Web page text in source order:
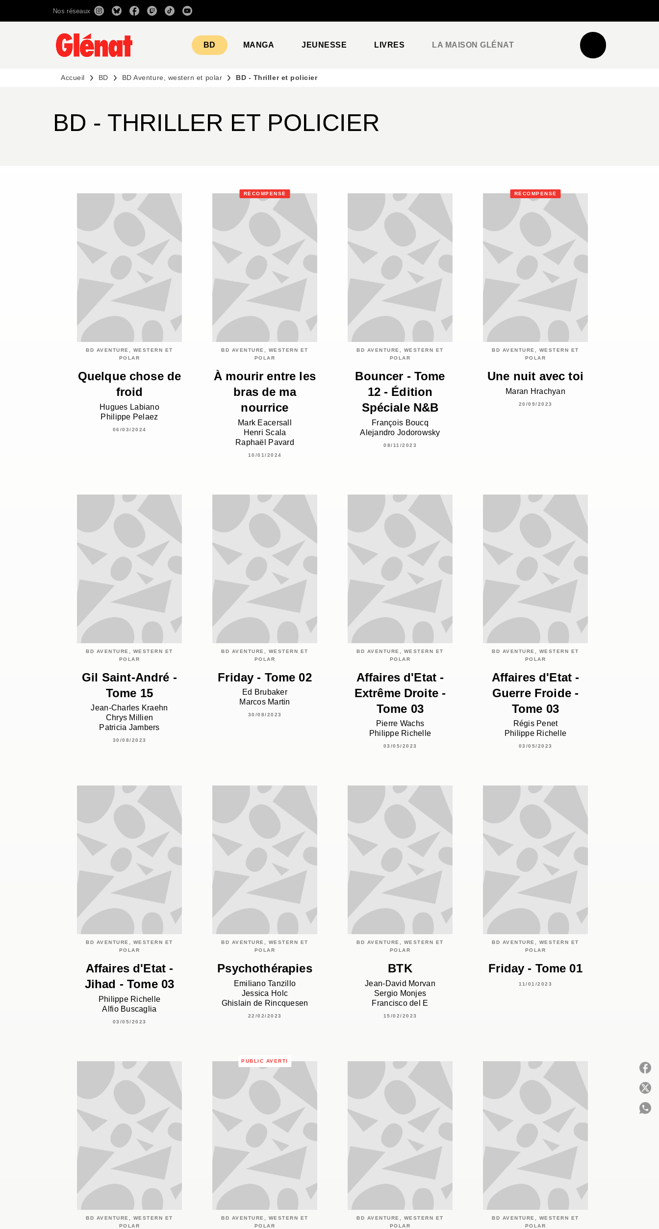
RECHERCHE CONTENU
Nos réseaux
BD MANGA JEUNESSE LIVRES LA MAISON GLÉNAT
Accueil BD BD Aventure, western et polar BD - Thriller et policier
BD - THRILLER ET POLICIER
BD AVENTURE, WESTERN ET
POLAR
Quelque chose de
froid
Hugues Labiano
Philippe Pelaez
06/03/2024
RÉCOMPENSÉ
BD AVENTURE, WESTERN ET
POLAR
À mourir entre les
bras de ma
nourrice
Mark Eacersall
Henri Scala
Raphaël Pavard
10/01/2024
BD AVENTURE, WESTERN ET
POLAR
Bouncer - Tome
12 - Édition
Spéciale N&B
François Boucq
Alejandro Jodorowsky
08/11/2023
RÉCOMPENSÉ
BD AVENTURE, WESTERN ET
POLAR
Une nuit avec toi
Maran Hrachyan
20/09/2023
BD AVENTURE, WESTERN ET
POLAR
Gil Saint-André -
Tome 15
Jean-Charles Kraehn
Chrys Millien
Patricia Jambers
30/08/2023
BD AVENTURE, WESTERN ET
POLAR
Friday - Tome 02
Ed Brubaker
Marcos Martin
30/08/2023
BD AVENTURE, WESTERN ET
POLAR
Affaires d'Etat -
Extrême Droite -
Tome 03
Pierre Wachs
Philippe Richelle
03/05/2023
BD AVENTURE, WESTERN ET
POLAR
Affaires d'Etat -
Guerre Froide -
Tome 03
Régis Penet
Philippe Richelle
03/05/2023
BD AVENTURE, WESTERN ET
POLAR
Affaires d'Etat -
Jihad - Tome 03
Philippe Richelle
Alfio Buscaglia
03/05/2023
BD AVENTURE, WESTERN ET
POLAR
Psychothérapies
Emiliano Tanzillo
Jessica Holc
Ghislain de Rincquesen
22/02/2023
BD AVENTURE, WESTERN ET
POLAR
BTK
Jean-David Morvan
Sergio Monjes
Francisco del E
15/02/2023
BD AVENTURE, WESTERN ET
POLAR
Friday - Tome 01
11/01/2023
BD AVENTURE, WESTERN ET
POLAR
PUBLIC AVERTI
BD AVENTURE, WESTERN ET
POLAR
BD AVENTURE, WESTERN ET
POLAR
BD AVENTURE, WESTERN ET
POLAR